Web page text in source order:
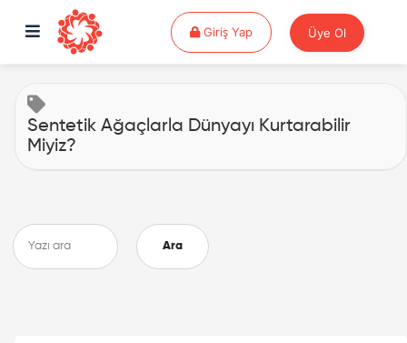
Giriş YapGiriş Yap Üye Ol
Sentetik Ağaçlarla Dünyayı Kurtarabilir
Miyiz?
Ara